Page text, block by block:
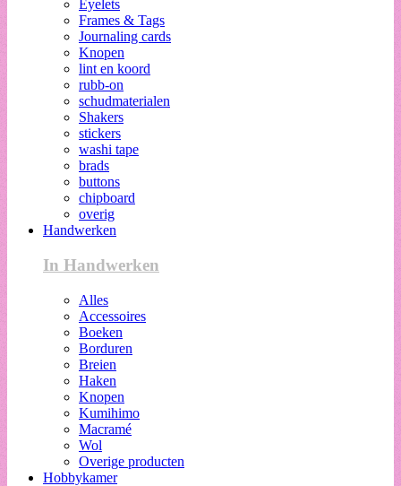
Eyelets
Frames & Tags
Journaling cards
Knopen
lint en koord
rubb-on
schudmaterialen
Shakers
stickers
washi tape
brads
buttons
chipboard
overig
Handwerken
In Handwerken
Alles
Accessoires
Boeken
Borduren
Breien
Haken
Knopen
Kumihimo
Macramé
Wol
Overige producten
Hobbykamer